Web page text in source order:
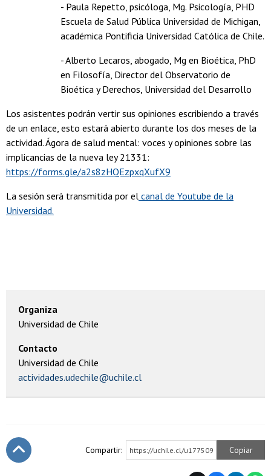
- Paula Repetto, psicóloga, Mg. Psicología, PHD
Escuela de Salud Pública Universidad de Michigan,
académica Pontificia Universidad Católica de Chile.
- Alberto Lecaros, abogado, Mg en Bioética, PhD
en Filosofía, Director del Observatorio de
Bioética y Derechos, Universidad del Desarrollo
Los asistentes podrán vertir sus opiniones escribiendo a través
de un enlace, esto estará abierto durante los dos meses de la
actividad. Ágora de salud mental: voces y opiniones sobre las
implicancias de la nueva ley 21331:
https://forms.gle/a2s8zHQEzpxqXufX9
La sesión será transmitida por el canal de Youtube de la
Universidad.
Organiza
Universidad de Chile
Contacto
Universidad de Chile
actividades.udechile@uchile.cl
Compartir: https://uchile.cl/u177509 Copiar